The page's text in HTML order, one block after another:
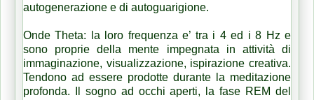
autogenerazione e di autoguarigione.
Onde Theta: la loro frequenza e’ tra i 4 ed i 8 Hz e
sono proprie della mente impegnata in attività di
immaginazione, visualizzazione, ispirazione creativa.
Tendono ad essere prodotte durante la meditazione
profonda. Il sogno ad occhi aperti, la fase REM del